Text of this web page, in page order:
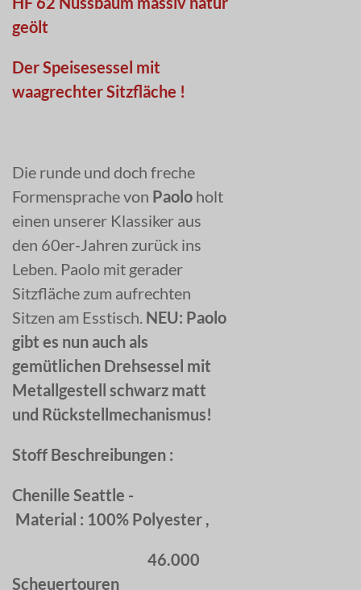
geölt
Der Speisesessel mit
waagrechter Sitzfläche !
Die runde und doch freche
Formensprache von Paolo holt
einen unserer Klassiker aus
den 60er-Jahren zurück ins
Leben. Paolo mit gerader
Sitzfläche zum aufrechten
Sitzen am Esstisch. NEU: Paolo
gibt es nun auch als
gemütlichen Drehsessel mit
Metallgestell schwarz matt
und Rückstellmechanismus!
Stoff Beschreibungen :
Chenille Seattle -
Material : 100% Polyester ,
46.000
Scheuertouren